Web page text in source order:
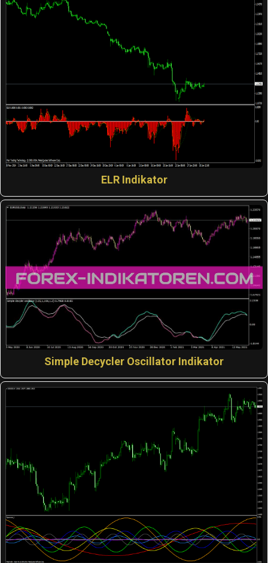
ELR Indikator
Simple Decycler Oscillator Indikator